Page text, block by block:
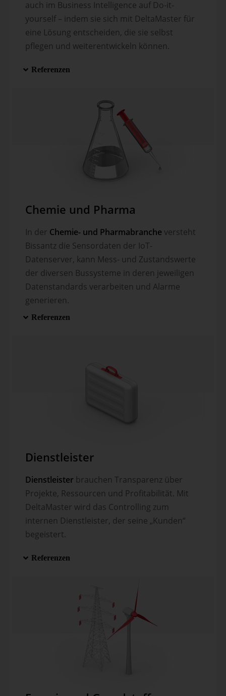
auch im Business Intelligence auf Do-it-
yourself – indem sie sich mit DeltaMaster für
eine Lösung ent­schei­den, die sie selbst
pflegen und weiter­entwickeln können.
Referenzen
Chemie und Pharma
In der Chemie- und Pharma­branche versteht
Bissantz die Sensordaten der IoT-
Datenserver, kann Mess- und Zu­stands­­werte
der diversen Bus­­systeme in deren jeweiligen
Daten­­standards ver­arbeiten und Alarme
generieren.
Referenzen
Dienstleister
Dienst­leis­terbrauchen Transparenz über
Projekte, Ressourcen und Profi­ta­bi­lität. Mit
DeltaMaster wird das Controlling zum
internen Dienstleister, der seine „Kunden“
begeistert.
Referenzen